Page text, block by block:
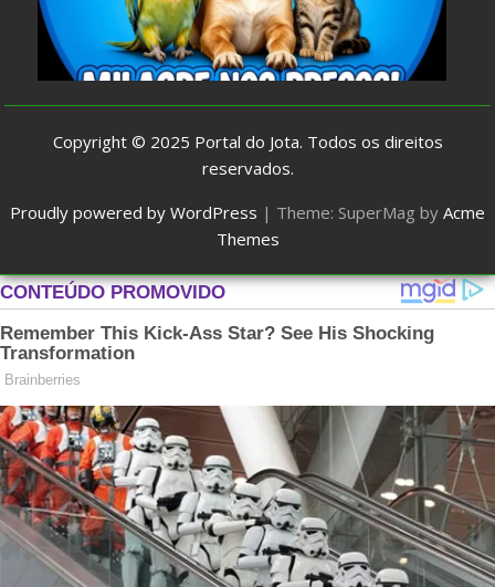
Copyright © 2025 Portal do Jota. Todos os direitos
reservados.
Proudly powered by WordPress | Theme: SuperMag by Acme
Themes